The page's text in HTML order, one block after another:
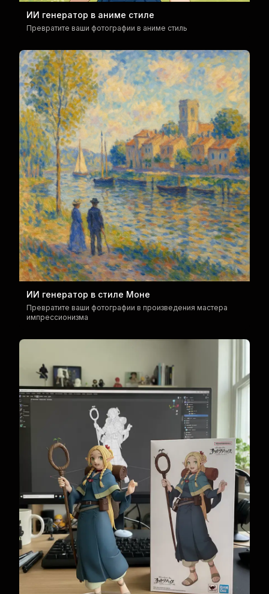
ИИ генератор в аниме стиле
Превратите ваши фотографии в аниме стиль
ИИ генератор в стиле Моне
Превратите ваши фотографии в произведения мастера
импрессионизма